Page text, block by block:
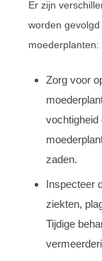
Er zijn
worden
moederplanten:
Zorg voor
vochtigheid
zaden.
Inspecteer
ziekten,
Tijdige